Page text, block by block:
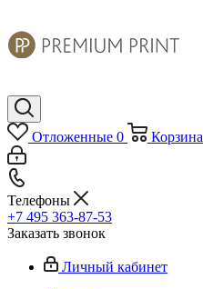
Отложенные 0 Корзина
Телефоны
+7 495 363-87-53
Заказать звонок
Личный кабинет